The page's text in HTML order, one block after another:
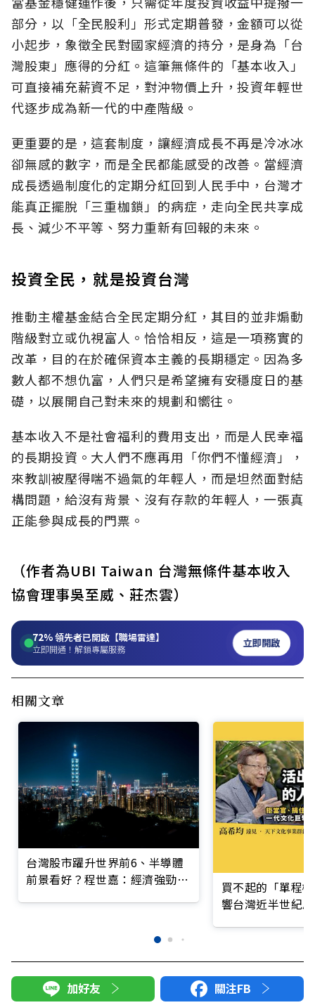
部分，以「全民股利」形式定期普發，金額可以從
小起步，象徵全民對國家經濟的持分，是身為「台
灣股東」應得的分紅。這筆無條件的「基本收入」
可直接補充薪資不足，對沖物價上升，投資年輕世
代逐步成為新一代的中產階級。
更重要的是，這套制度，讓經濟成長不再是冷冰冰
卻無感的數字，而是全民都能感受的改善。當經濟
成長透過制度化的定期分紅回到人民手中，台灣才
能真正擺脫「三重枷鎖」的病症，走向全民共享成
長、減少不平等、努力重新有回報的未來。
投資全民，就是投資台灣
推動主權基金結合全民定期分紅，其目的並非煽動
階級對立或仇視富人。恰恰相反，這是一項務實的
改革，目的在於確保資本主義的長期穩定。因為多
數人都不想仇富，人們只是希望擁有安穩度日的基
礎，以展開自己對未來的規劃和嚮往。
基本收入不是社會福利的費用支出，而是人民幸福
的長期投資。大人們不應再用「你們不懂經濟」，
來教訓被壓得喘不過氣的年輕人，而是坦然面對結
構問題，給沒有背景、沒有存款的年輕人，一張真
正能參與成長的門票。
（作者為UBI Taiwan 台灣無條件基本收入
協會理事吳至威、莊杰雲）
72%領先者已開啟【職場雷達】
立即開通！解鎖專屬服務 立即開啟
相關文章
台灣股市躍升世界前6、半導體
前景看好？程世嘉：經濟強勁成
買不起的「單程
響台灣近半世紀
加好友 關注FB